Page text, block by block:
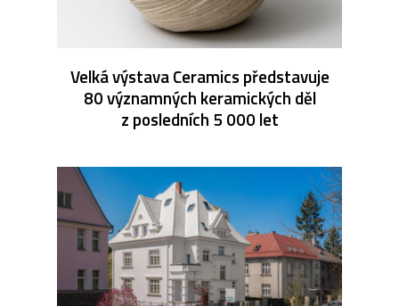
Velká výstava Ceramics představuje
80 významných keramických děl
z posledních 5 000 let